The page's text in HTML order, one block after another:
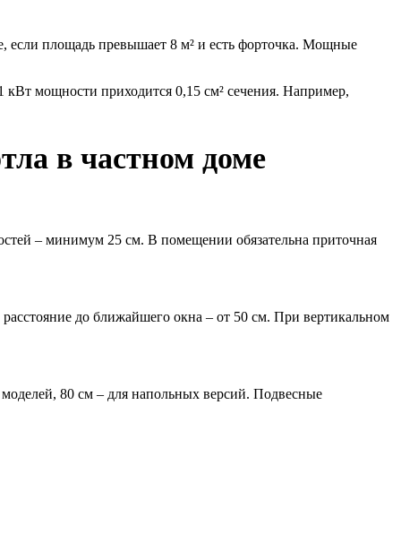
если площадь превышает 8 м² и есть форточка. Мощные
мощности приходится 0,15 см² сечения. Например,
в частном доме
– минимум 25 см. В помещении обязательна приточная
до ближайшего окна – от 50 см. При вертикальном
80 см – для напольных версий. Подвесные